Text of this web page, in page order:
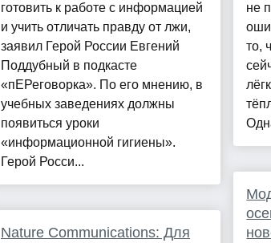
готовить к работе с информацией
и учить отличать правду от лжи,
заявил Герой России Евгений
Поддубный в подкасте
«пЕРеговорка». По его мнению, в
учебных заведениях должны
появиться уроки
«информационной гигиены».
Герой Росси...
Nature Communications: Для
не
то,